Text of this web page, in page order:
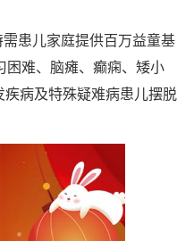
患儿家庭提供百万益童基
困难、脑瘫、癫痫、矮小
病及特殊疑难病患儿摆脱